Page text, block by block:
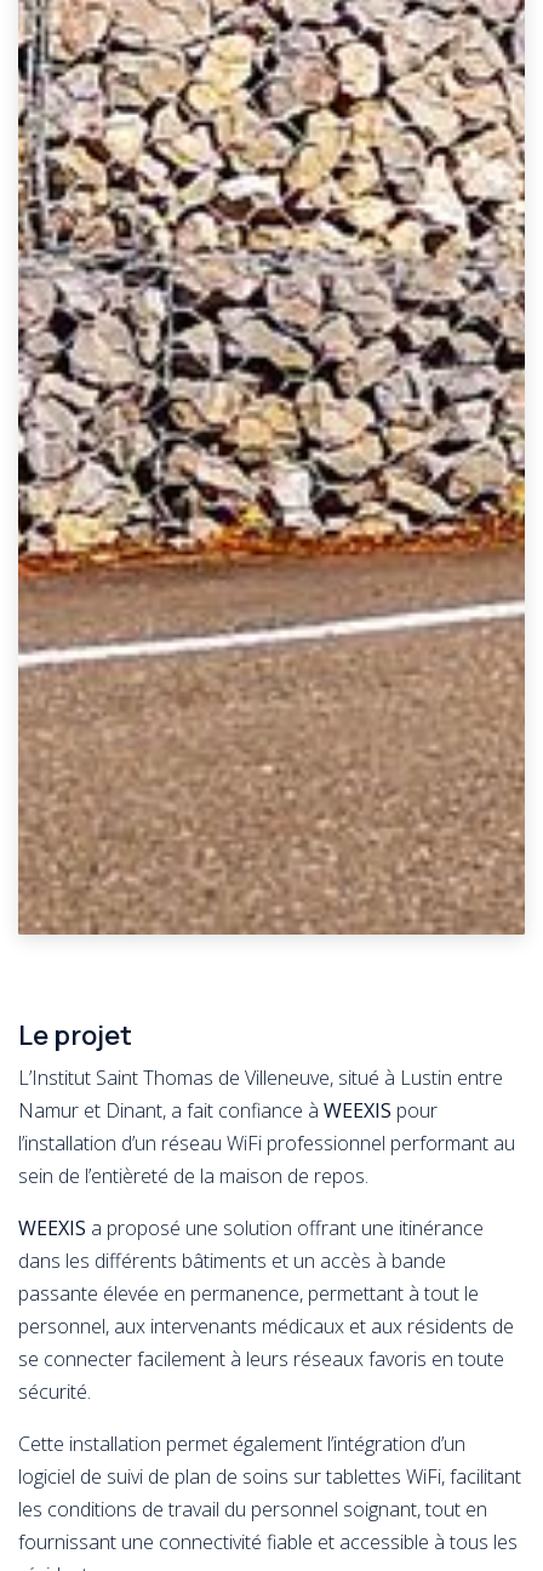
Le projet
L’Institut Saint Thomas de Villeneuve, situé à Lustin entre
Namur et Dinant, a fait confiance à WEEXIS pour
l’installation d’un réseau WiFi professionnel performant au
sein de l’entièreté de la maison de repos.
WEEXIS a proposé une solution offrant une itinérance
dans les différents bâtiments et un accès à bande
passante élevée en permanence, permettant à tout le
personnel, aux intervenants médicaux et aux résidents de
se connecter facilement à leurs réseaux favoris en toute
sécurité.
Cette installation permet également l’intégration d’un
logiciel de suivi de plan de soins sur tablettes WiFi, facilitant
les conditions de travail du personnel soignant, tout en
fournissant une connectivité fiable et accessible à tous les